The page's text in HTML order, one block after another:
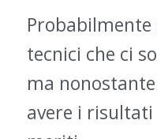
tecnici che ci
ma
avere i